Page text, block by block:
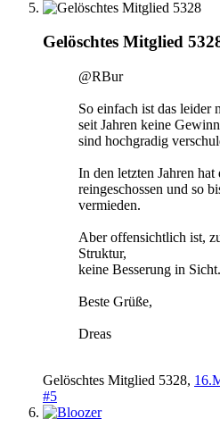
Gelöschtes Mitglied
@RBur
So einfach ist das leider
seit Jahren keine
sind hochgradig
In den letzten Jahren
reingeschossen und so
vermieden.
Aber offensichtlich ist,
Struktur,
keine Besserung in Sicht.
Beste Grüße,
Dreas
Gelöschtes Mitglied 5328,
#5